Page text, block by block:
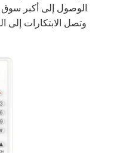
الوصول إلى أكبر سوق
وتصل الابتكارات